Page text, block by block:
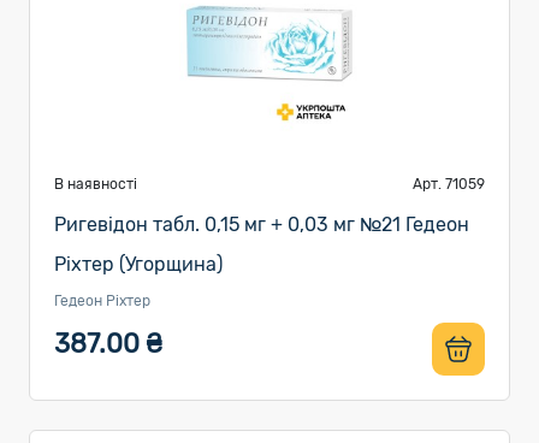
В наявності Арт. 71059
Ригевідон табл. 0,15 мг + 0,03 мг №21 Гедеон
Ріхтер (Угорщина)
Гедеон Ріхтер
387.00 ₴